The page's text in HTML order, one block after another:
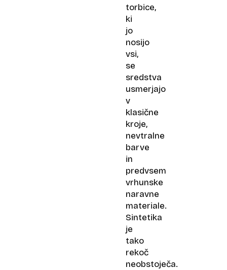
torbice,
ki
jo
nosijo
vsi,
se
sredstva
usmerjajo
v
klasične
kroje,
nevtralne
barve
in
predvsem
vrhunske
naravne
materiale.
Sintetika
je
tako
rekoč
neobstoječa.